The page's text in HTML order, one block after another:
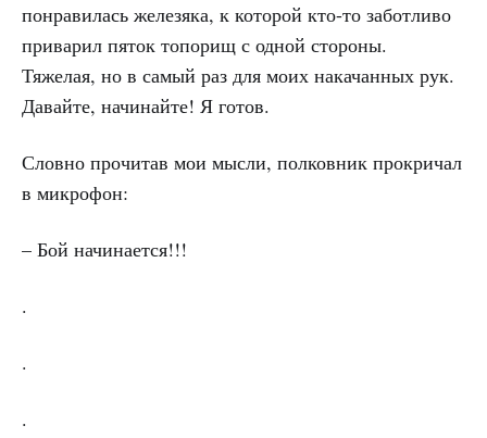
понравилась железяка, к которой кто-то заботливо
приварил пяток топорищ с одной стороны.
Тяжелая, но в самый раз для моих накачанных рук.
Давайте, начинайте! Я готов.
Словно прочитав мои мысли, полковник прокричал
в микрофон:
– Бой начинается!!!
.
.
.